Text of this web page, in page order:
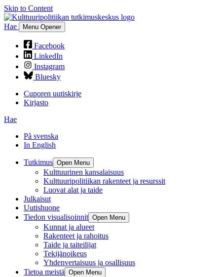
Skip to Content
Hae Menu Opener
Facebook
LinkedIn
Instagram
Bluesky
Cuporen uutiskirje
Kirjasto
Hae
På svenska
In English
Tutkimus Open Menu
Kulttuurinen kansalaisuus
Kulttuuripolitiikan rakenteet ja resurssit
Luovat alat ja taide
Julkaisut
Uutishuone
Tiedon visualisoinnit Open Menu
Kunnat ja alueet
Rakenteet ja rahoitus
Taide ja taiteilijat
Tekijänoikeus
Yhdenvertaisuus ja osallisuus
Tietoa meistä Open Menu